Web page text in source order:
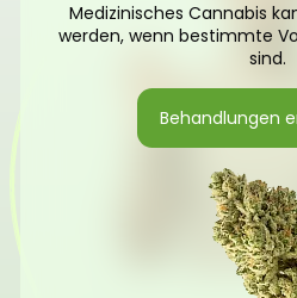
Medizinisches Cannabis
werden, wenn bestimmte
sind.
Behandlungen